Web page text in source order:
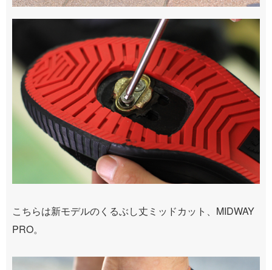
こちらは新モデルのくるぶし丈ミッドカット、MIDWAY
PRO。